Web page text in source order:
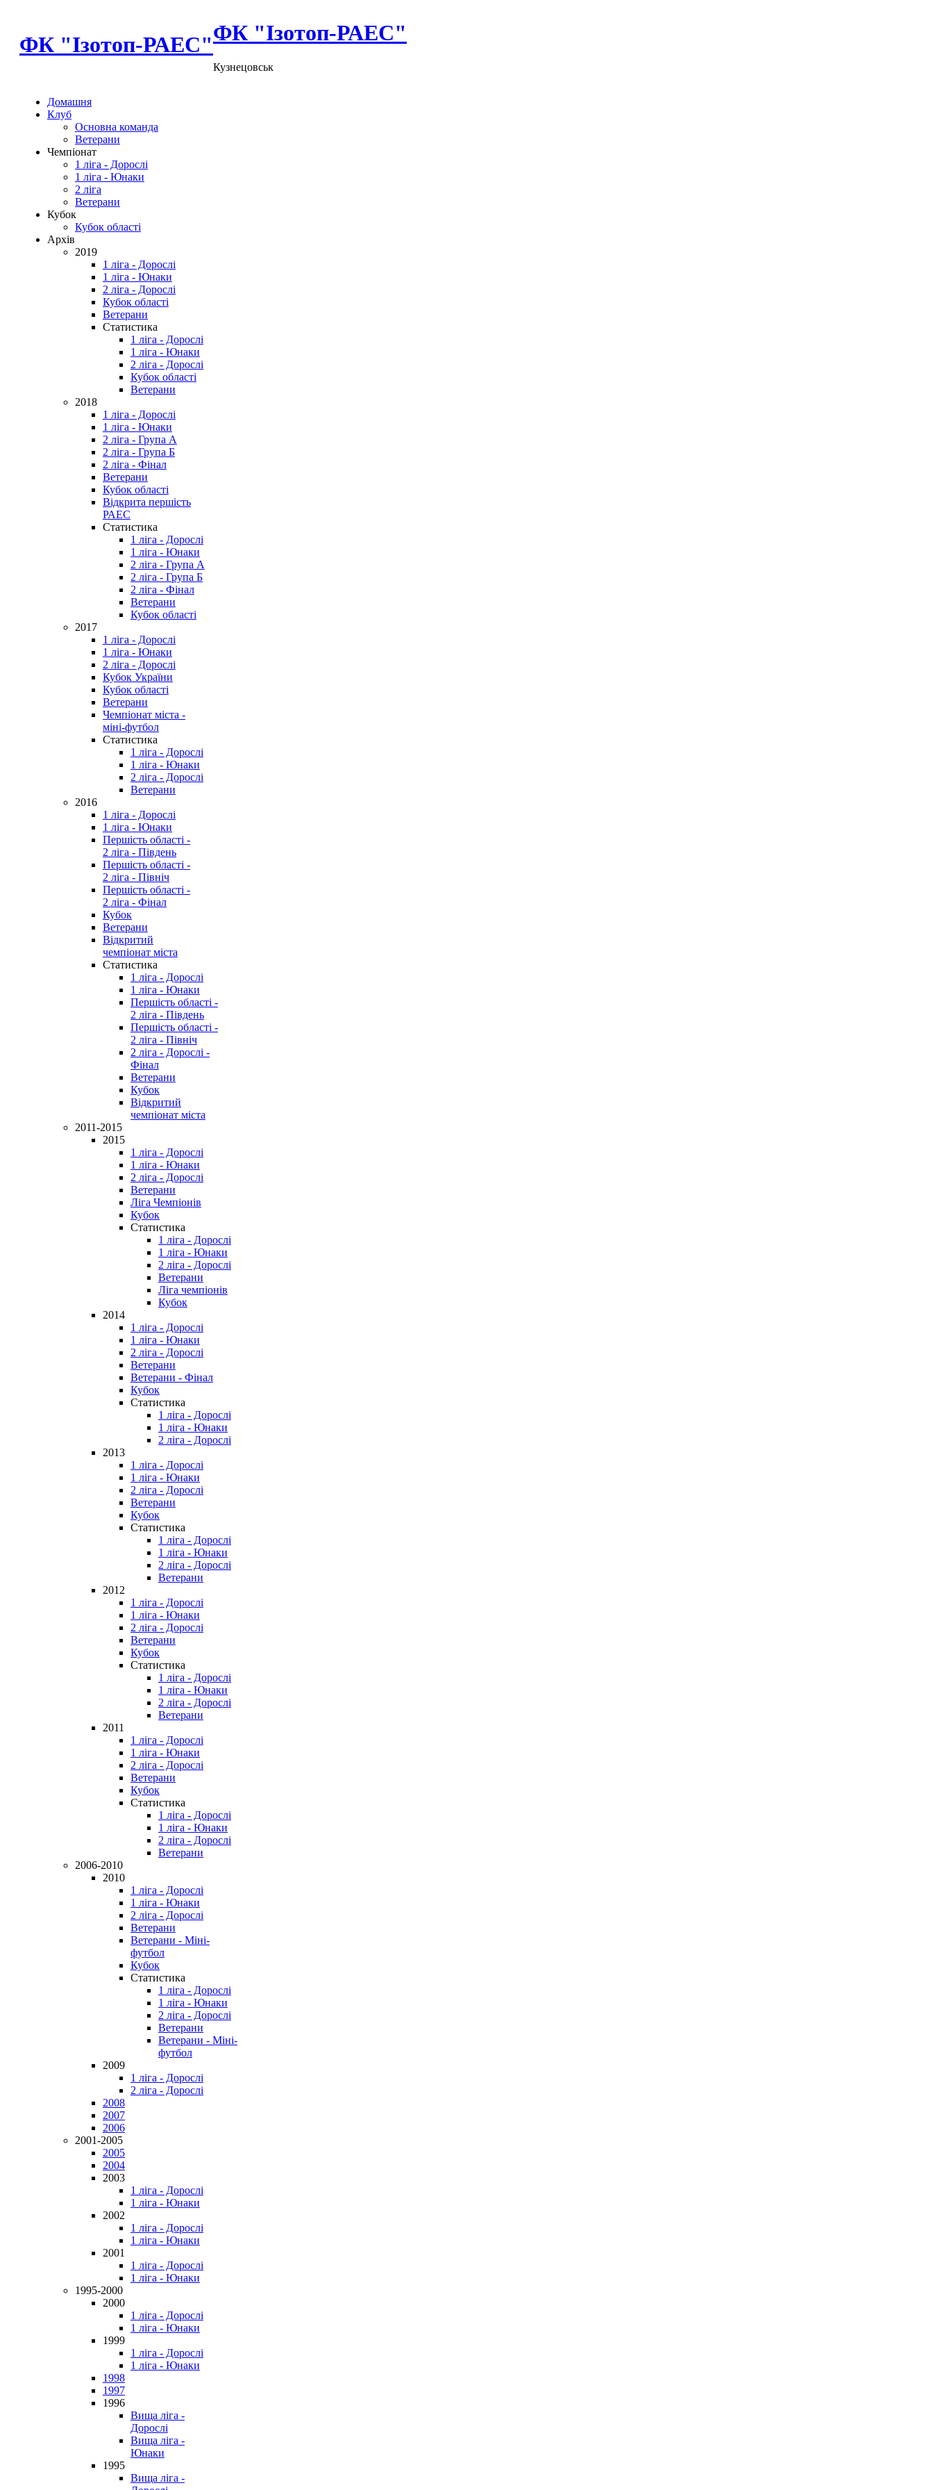
ФК "Ізотоп-РАЕС"ФК "Ізотоп-РАЕС"
Кузнецовськ
Домашня
Клуб
Основна команда
Ветерани
Чемпіонат
1 ліга - Дорослі
1 ліга - Юнаки
2 ліга
Ветерани
Кубок
Кубок області
Архів
2019
1 ліга - Дорослі
1 ліга - Юнаки
2 ліга - Дорослі
Кубок області
Ветерани
Статистика
1 ліга - Дорослі
1 ліга - Юнаки
2 ліга - Дорослі
Кубок області
Ветерани
2018
1 ліга - Дорослі
1 ліга - Юнаки
2 ліга - Група А
2 ліга - Група Б
2 ліга - Фінал
Ветерани
Кубок області
Відкрита першість
РАЕС
Статистика
1 ліга - Дорослі
1 ліга - Юнаки
2 ліга - Група А
2 ліга - Група Б
2 ліга - Фінал
Ветерани
Кубок області
2017
1 ліга - Дорослі
1 ліга - Юнаки
2 ліга - Дорослі
Кубок України
Кубок області
Ветерани
Чемпіонат міста -
міні-футбол
Статистика
1 ліга - Дорослі
1 ліга - Юнаки
2 ліга - Дорослі
Ветерани
2016
1 ліга - Дорослі
1 ліга - Юнаки
Першість області -
2 ліга - Південь
Першість області -
2 ліга - Північ
Першість області -
2 ліга - Фінал
Кубок
Ветерани
Відкритий
чемпіонат міста
Статистика
1 ліга - Дорослі
1 ліга - Юнаки
Першість області -
2 ліга - Південь
Першість області -
2 ліга - Північ
2 ліга - Дорослі -
Фінал
Ветерани
Кубок
Відкритий
чемпіонат міста
2011-2015
2015
1 ліга - Дорослі
1 ліга - Юнаки
2 ліга - Дорослі
Ветерани
Ліга Чемпіонів
Кубок
Статистика
1 ліга - Дорослі
1 ліга - Юнаки
2 ліга - Дорослі
Ветерани
Ліга чемпіонів
Кубок
2014
1 ліга - Дорослі
1 ліга - Юнаки
2 ліга - Дорослі
Ветерани
Ветерани - Фінал
Кубок
Статистика
1 ліга - Дорослі
1 ліга - Юнаки
2 ліга - Дорослі
2013
1 ліга - Дорослі
1 ліга - Юнаки
2 ліга - Дорослі
Ветерани
Кубок
Статистика
1 ліга - Дорослі
1 ліга - Юнаки
2 ліга - Дорослі
Ветерани
2012
1 ліга - Дорослі
1 ліга - Юнаки
2 ліга - Дорослі
Ветерани
Кубок
Статистика
1 ліга - Дорослі
1 ліга - Юнаки
2 ліга - Дорослі
Ветерани
2011
1 ліга - Дорослі
1 ліга - Юнаки
2 ліга - Дорослі
Ветерани
Кубок
Статистика
1 ліга - Дорослі
1 ліга - Юнаки
2 ліга - Дорослі
Ветерани
2006-2010
2010
1 ліга - Дорослі
1 ліга - Юнаки
2 ліга - Дорослі
Ветерани
Ветерани - Міні-
футбол
Кубок
Статистика
1 ліга - Дорослі
1 ліга - Юнаки
2 ліга - Дорослі
Ветерани
Ветерани - Міні-
футбол
2009
1 ліга - Дорослі
2 ліга - Дорослі
2008
2007
2006
2001-2005
2005
2004
2003
1 ліга - Дорослі
1 ліга - Юнаки
2002
1 ліга - Дорослі
1 ліга - Юнаки
2001
1 ліга - Дорослі
1 ліга - Юнаки
1995-2000
2000
1 ліга - Дорослі
1 ліга - Юнаки
1999
1 ліга - Дорослі
1 ліга - Юнаки
1998
1997
1996
Вища ліга -
Дорослі
Вища ліга -
Юнаки
1995
Вища ліга -